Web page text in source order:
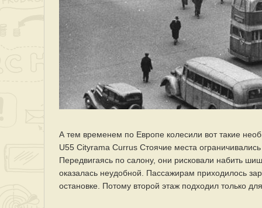
А тем временем по Европе колесили вот такие
U55 Cityrama Currus Стоячие места
Передвигаясь по салону, они рисковали набить
оказалась неудобной. Пассажирам приходилось
остановке. Потому второй этаж подходил только